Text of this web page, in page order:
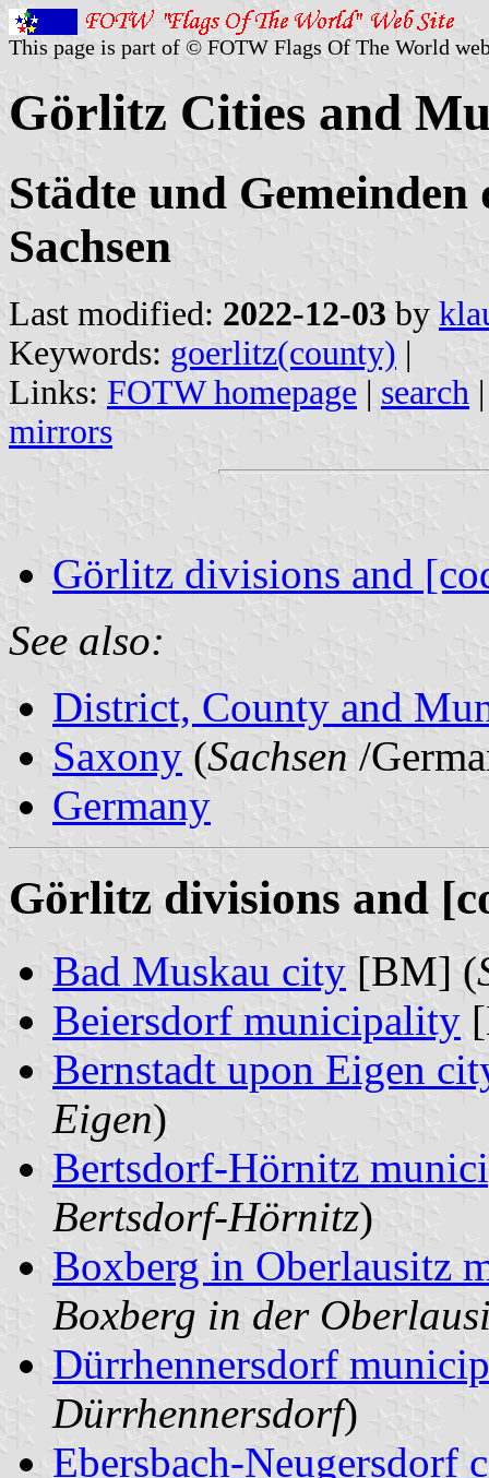
This page is part of © FOTW Flags Of The World
Görlitz Cities and
Städte und
Sachsen
Last modified: 2022-12-03 by
Keywords: goerlitz(county) |
Links: FOTW homepage | search
mirrors
Görlitz divisions and
See also:
District, County and
Saxony (Sachsen /
Germany
Görlitz divisions and
Bad Muskau city [BM] (
Beiersdorf municipality
Bernstadt upon Eigen
Eigen)
Bertsdorf-Hörnitz
Bertsdorf-Hörnitz)
Boxberg in Oberlausitz
Boxberg in der
Dürrhennersdorf
Dürrhennersdorf)
Ebersbach-Neugersdorf